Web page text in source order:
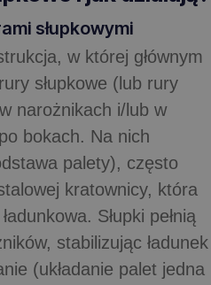
słupkowymi
w której głównym
rury słupkowe (lub rury
narożnikach i/lub w
bokach. Na nich
palety), często
kratownicy, która
Słupki pełnią
stabilizując ładunek
(układanie palet jedna